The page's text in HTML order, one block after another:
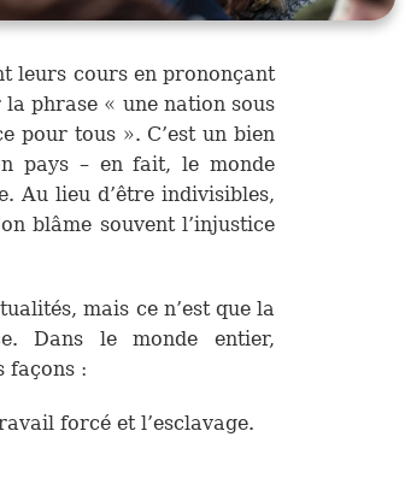
leurs cours en prononçant
phrase « une nation sous
pour tous ». C’est un bien
pays – en fait, le monde
Au lieu d’être indivisibles,
blâme souvent l’injustice
mais ce n’est que la
Dans le monde entier,
façons :
forcé et l’esclavage.